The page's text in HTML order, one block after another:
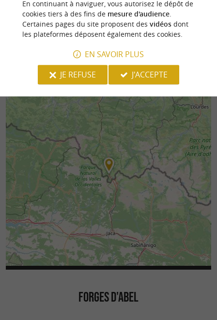
3,2 km - Urdos
FORGES D'ABEL
En continuant à naviguer, vous autorisez le dépôt de
cookies tiers à des fins de mesure d'audience.
Certaines pages du site proposent des vidéosdont
les plateformes déposent également des cookies.
EN SAVOIR PLUS
JE REFUSE
J'ACCEPTE